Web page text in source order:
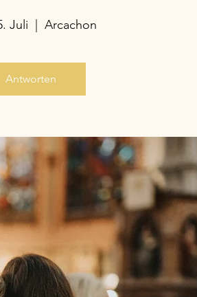
Juli Arcachon
Antworten